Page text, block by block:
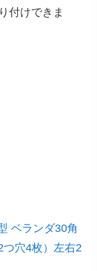
付けできま
ベランダ30角
穴4枚）左右2